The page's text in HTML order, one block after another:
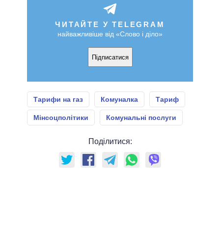
ЧИТАЙТЕ У TELEGRAM
найважливіше від «Слово і діло»
Підписатися
Тарифи на газ Комуналка Тариф
Мінсоцполітики Комунальні послуги
Поділитися: